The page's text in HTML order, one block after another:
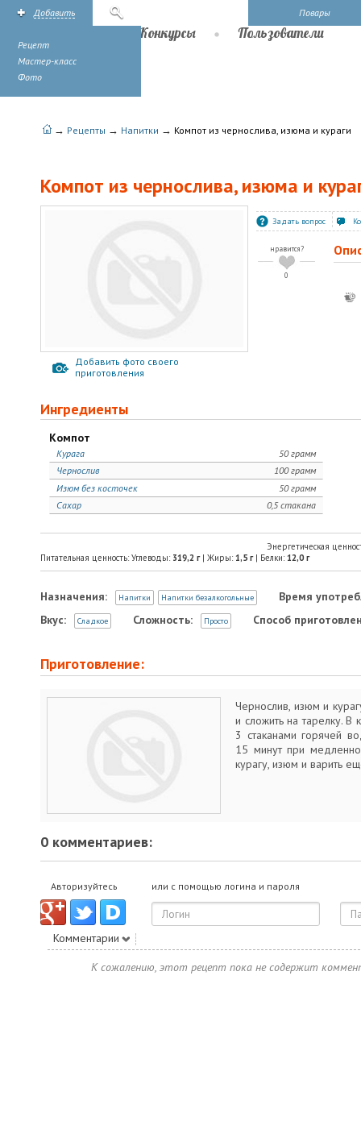
Повары
Добавить
Рецепт
Мастер-класс
Фото
Конкурсы Пользователи
→ Рецепты → Напитки → Компот из чернослива, изюма и кураги
Компот из чернослива, изюма и
Добавить фото своего
приготовления
Задать вопрос
нравится?
0
Ингредиенты
Компот
50 грамм
Курага
100 грамм
Чернослив
50 грамм
Изюм без косточек
0,5 стакана
Сахар
Энергетическая
Питательная ценность: Углеводы: 319,2 г| Жиры: 1,5 г| Белки: 12,0 г
Назначения: Напитки Напитки безалкогольные
Время
Вкус:
Сладкое Сложность: Просто Способ
Приготовление:
Чернослив, изюм и
и сложить на тарелку. В
3 стаканами горячей
15 минут при
курагу, изюм и варить
0 комментариев:
Авторизуйтесь или с помощью логина и пароля
Комментарии
К сожалению, этот рецепт пока не содержит